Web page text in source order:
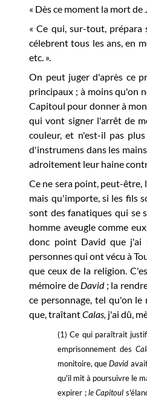
« Dès ce moment la mort de
« Ce qui, sur-tout, prépara
célebrent tous les ans, en
etc. ».
On peut juger d'après ce
principaux ; à moins qu'on
Capitoul pour donner à
qui vont signer l'arrêt de
couleur, et n'est-il pas
d'instrumens dans les
adroitement leur haine
Ce ne sera point, peut-être,
mais qu'importe, si les fils
sont des fanatiques qui se
homme aveugle comme
donc point David que j'ai
personnes qui ont vécu à
que ceux de la religion.
mémoire de David ; la
ce personnage, tel qu'on
que, traîtantCalas, j'ai dû,
(1) Ce qui paraîtrait
emprisonnement des
monitoire, queDavid
qu'il mit à poursuivre le
expirer ;le Capitoul